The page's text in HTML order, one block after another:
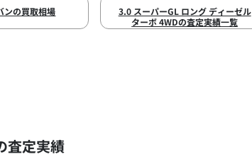
ンの買取相場
3.0 スーパーGL ロング ディーゼル
ターボ 4WDの査定実績一覧
査定実績